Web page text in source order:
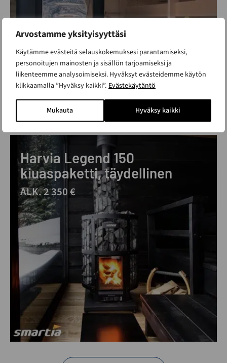
Arvostamme yksityisyyttäsi
Käytämme evästeitä selauskokemuksesi parantamiseksi,
personoitujen mainosten ja sisällön tarjoamiseksi ja
liikenteemme analysoimiseksi. Hyväksyt evästeidemme käytön
klikkaamalla ”Hyväksy kaikki”. Evästekäytäntö
Mukauta Hyväksy kaikki
Harvia Legend 150
kiuaspaketti, täydellinen
ALK. 2 350 €